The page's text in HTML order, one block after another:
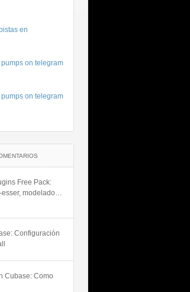
en
on telegram
on telegram
Free Pack:
esser, modelado…
Configuración
Cubase: Como